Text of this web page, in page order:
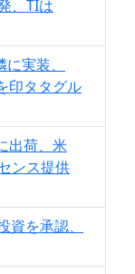
、TIは
実装、
印タタグル
出荷、米
ンス提供
を承認、